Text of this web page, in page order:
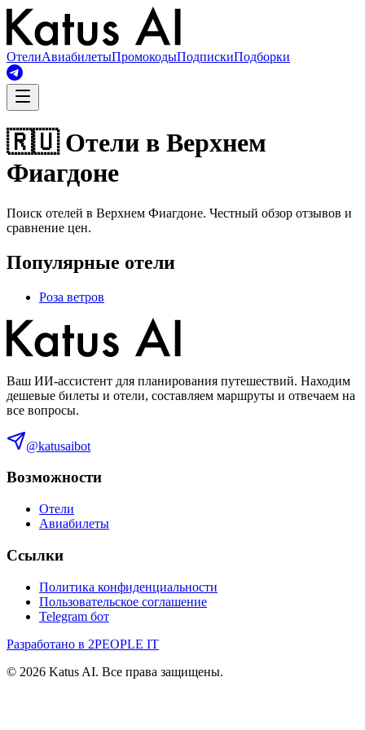
ОтелиАвиабилетыПромокодыПодпискиПодборки
🇷🇺 Отели в Верхнем
Фиагдоне
Поиск отелей в Верхнем Фиагдоне. Честный обзор отзывов и
сравнение цен.
Популярные отели
Роза ветров
Ваш ИИ-ассистент для планирования путешествий. Находим
дешевые билеты и отели, составляем маршруты и отвечаем на
все вопросы.
@katusaibot
Возможности
Отели
Авиабилеты
Ссылки
Политика конфиденциальности
Пользовательское соглашение
Telegram бот
Разработано в 2PEOPLE IT
© 2026 Katus AI. Все права защищены.